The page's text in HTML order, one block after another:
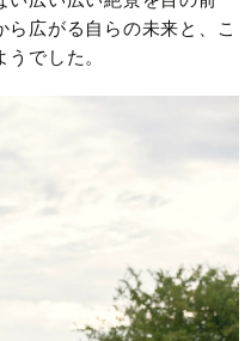
広がる自らの未来と、こ
でした。